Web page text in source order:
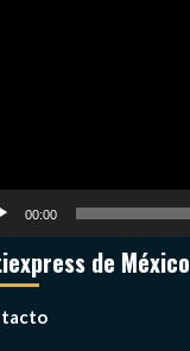
00:00
de México